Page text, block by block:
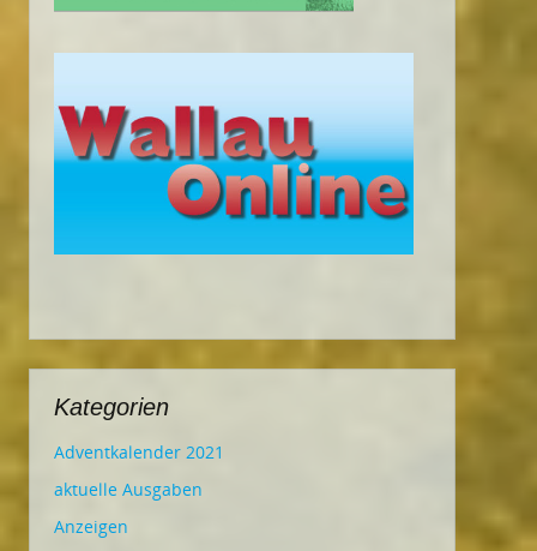
Kategorien
Adventkalender 2021
aktuelle Ausgaben
Anzeigen